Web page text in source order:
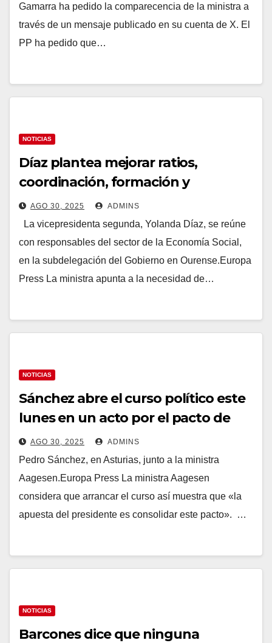
Gamarra ha pedido la comparecencia de la ministra a
través de un mensaje publicado en su cuenta de X. El
PP ha pedido que…
NOTICIAS
Díaz plantea mejorar ratios,
coordinación, formación y
estabilidad laboral contra incendios
e insiste en la «prevención»
AGO 30, 2025 ADMINS
La vicepresidenta segunda, Yolanda Díaz, se reúne
con responsables del sector de la Economía Social,
en la subdelegación del Gobierno en Ourense.Europa
Press La ministra apunta a la necesidad de…
NOTICIAS
Sánchez abre el curso político este
lunes en un acto por el pacto de
Estado climático
AGO 30, 2025 ADMINS
Pedro Sánchez, en Asturias, junto a la ministra
Aagesen.Europa Press La ministra Aagesen
considera que arrancar el curso así muestra que «la
apuesta del presidente es consolidar este pacto». …
NOTICIAS
Barcones dice que ninguna